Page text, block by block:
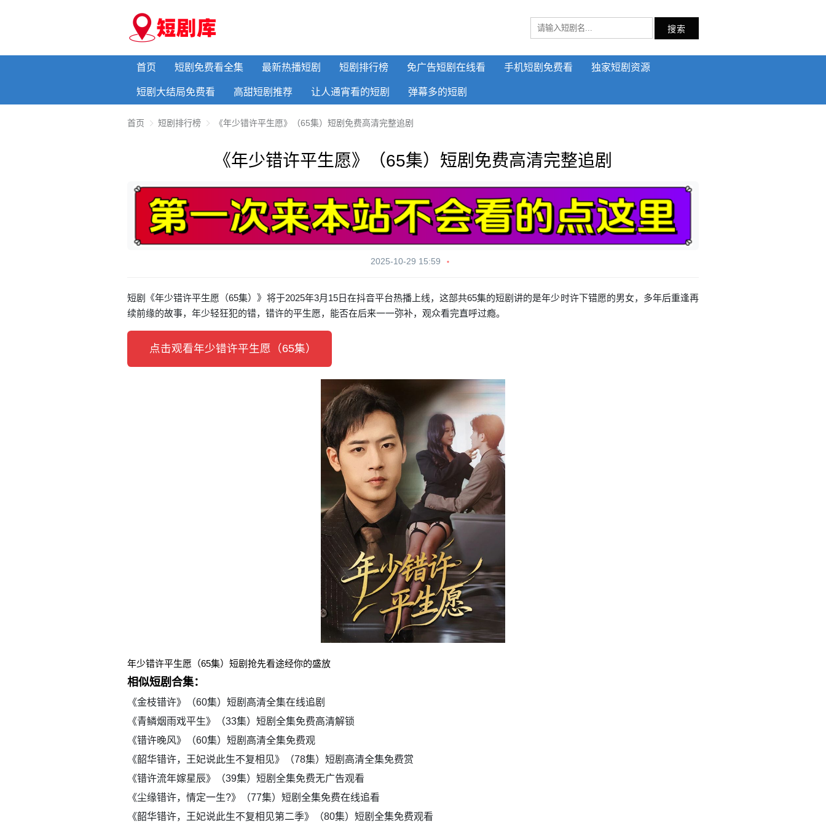
搜索
首页 短剧免费看全集 最新热播短剧 短剧排行榜 免广告短剧在线看 手机短剧免费看 独家短剧资源
短剧大结局免费看 高甜短剧推荐 让人通宵看的短剧 弹幕多的短剧
首页 短剧排行榜 《年少错许平生愿》（65集）短剧免费高清完整追剧
《年少错许平生愿》（65集）短剧免费高清完整追剧
2025-10-29 15:59
短剧《年少错许平生愿（65集）》将于2025年3月15日在抖音平台热播上线，这部共65集的短剧讲的是年少时许下错愿的男女，多年后重逢再
续前缘的故事，年少轻狂犯的错，错许的平生愿，能否在后来一一弥补，观众看完直呼过瘾。
点击观看年少错许平生愿（65集）
年少错许平生愿（65集）短剧抢先看途经你的盛放
相似短剧合集：
《金枝错许》（60集）短剧高清全集在线追剧
《青鳞烟雨戏平生》（33集）短剧全集免费高清解锁
《错许晚风》（60集）短剧高清全集免费观
《韶华错许，王妃说此生不复相见》（78集）短剧高清全集免费赏
《错许流年嫁星辰》（39集）短剧全集免费无广告观看
《尘缘错许，情定一生?》（77集）短剧全集免费在线追看
《韶华错许，王妃说此生不复相见第二季》（80集）短剧全集免费观看